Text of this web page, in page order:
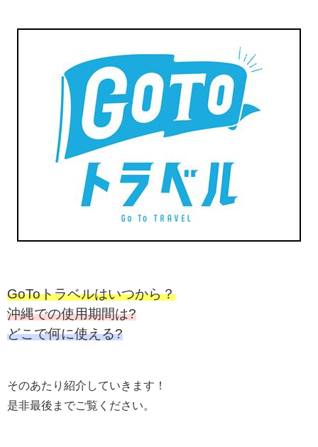
GoToトラベルはいつから？
沖縄での使用期間は?
どこで何に使える?
そのあたり紹介していきます！
是非最後までご覧ください。